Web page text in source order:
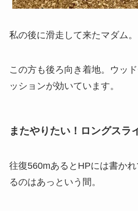
私の後に滑走して来たマダム。
この方も後ろ向き着地。ウッ
ッションが効いています。
またやりたい！ロングスラ
往復560mあるとHPには書か
るのはあっという間。